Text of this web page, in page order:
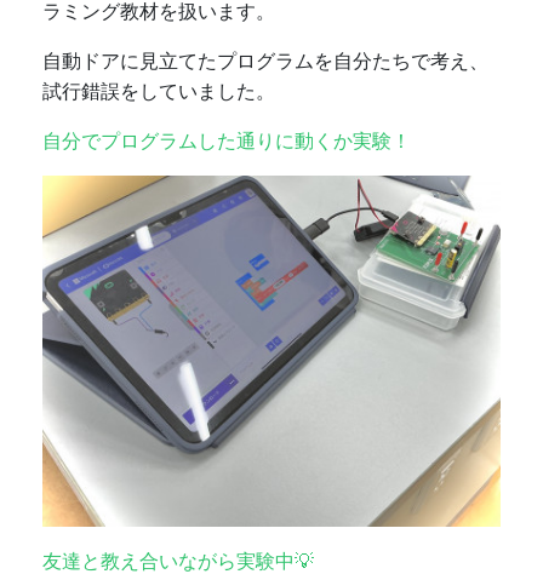
ラミング教材を扱います。
自動ドアに見立てたプログラムを自分たちで考え、
試行錯誤をしていました。
自分でプログラムした通りに動くか実験！
友達と教え合いながら実験中💡